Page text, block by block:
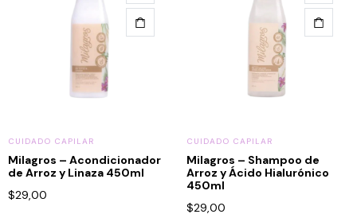
CUIDADO CAPILAR
Milagros – Acondicionador
de Arroz y Linaza 450ml
$29,00
CUIDADO CAPILAR
Milagros – Shampoo de
Arroz y Ácido Hialurónico
450ml
$29,00